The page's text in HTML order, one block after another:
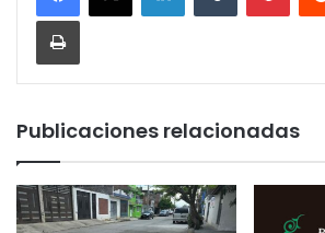
Imprimir
Publicaciones relacionadas